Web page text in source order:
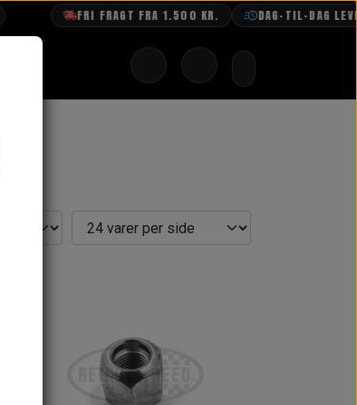
FRI FRAGT FRA 1.500 KR. DAG-TIL-DAG LEVERING